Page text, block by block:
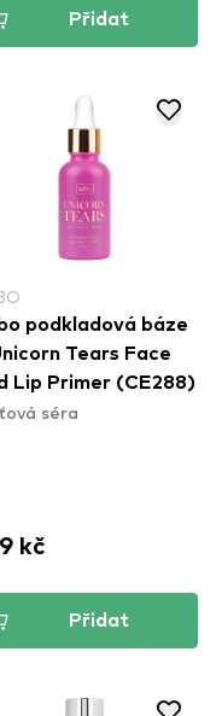
Přidat
podkladová báze
Tears Face
Lip Primer (CE288)
séra
kč
Přidat